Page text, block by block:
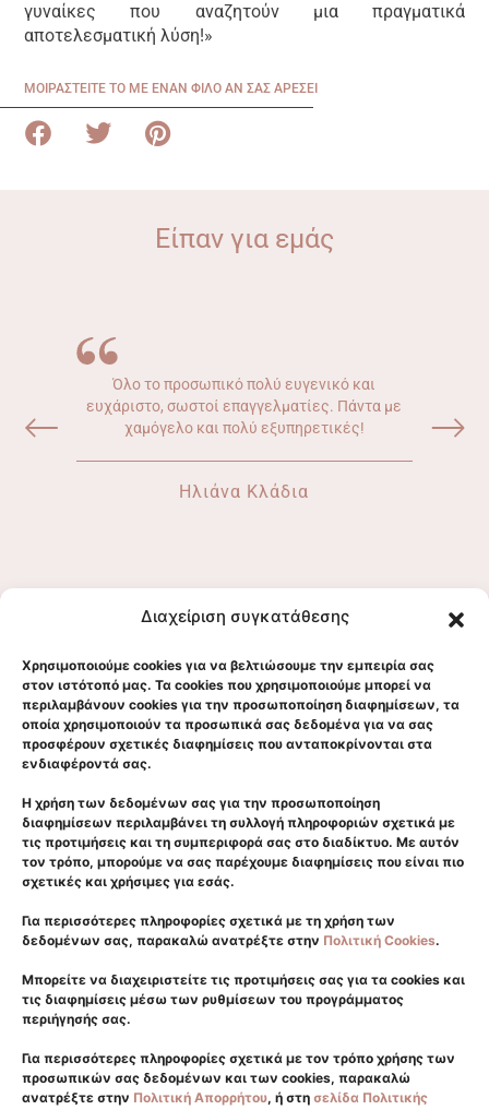
Διαχείριση συγκατάθεσης
Χρησιμοποιούμε cookies για να βελτιώσουμε την εμπειρία σας
στον ιστότοπό μας. Τα cookies που χρησιμοποιούμε μπορεί να
περιλαμβάνουν cookies για την προσωποποίηση διαφημίσεων, τα
οποία χρησιμοποιούν τα προσωπικά σας δεδομένα για να σας
προσφέρουν σχετικές διαφημίσεις που ανταποκρίνονται στα
ενδιαφέροντά σας.
Η χρήση των δεδομένων σας για την προσωποποίηση
διαφημίσεων περιλαμβάνει τη συλλογή πληροφοριών σχετικά με
τις προτιμήσεις και τη συμπεριφορά σας στο διαδίκτυο. Με αυτόν
τον τρόπο, μπορούμε να σας παρέχουμε διαφημίσεις που είναι πιο
σχετικές και χρήσιμες για εσάς.
Για περισσότερες πληροφορίες σχετικά με τη χρήση των
δεδομένων σας, παρακαλώ ανατρέξτε στην Πολιτική Cookies.
Μπορείτε να διαχειριστείτε τις προτιμήσεις σας για τα cookies και
τις διαφημίσεις μέσω των ρυθμίσεων του προγράμματος
περιήγησής σας.
Για περισσότερες πληροφορίες σχετικά με τον τρόπο χρήσης των
προσωπικών σας δεδομένων και των cookies, παρακαλώ
ανατρέξτε στην Πολιτική Απορρήτου, ή στη σελίδα Πολιτικής
γυναίκες που αναζητούν μια πραγματικά
αποτελεσματική λύση!»
ΜΟΙΡΑΣΤΕΙΤΕ ΤΟ ΜΕ ΕΝΑΝ ΦΙΛΟ ΑΝ ΣΑΣ ΑΡΕΣΕΙ
Είπαν για εμάς
Ηλιάνα Κλάδια
Όλο το προσωπικό πολύ ευγενικό και
ευχάριστο, σωστοί επαγγελματίες. Πάντα με
χαμόγελο και πολύ εξυπηρετικές!
Αρχική
Κλινική
Επικοινωνία
Πρόσωπο
Σώμα
Laser
Δερματολογικά
Γλυφάδα
6981176411
info@eliteplasticsurgery.gr